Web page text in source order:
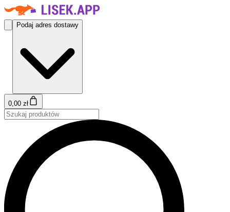
Podaj adres dostawy
0,00 zł